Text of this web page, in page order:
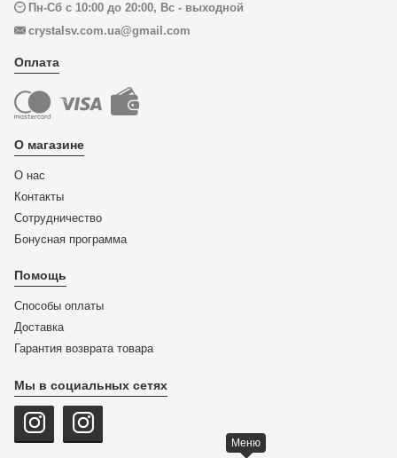
Пн-Сб с 10:00 до 20:00, Вс - выходной
crystalsv.com.ua@gmail.com
Оплата
О магазине
О нас
Контакты
Сотрудничество
Бонусная программа
Помощь
Способы оплаты
Доставка
Гарантия возврата товара
Мы в социальных сетях
Меню